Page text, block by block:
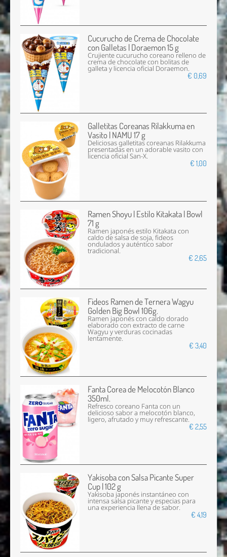
Cucurucho de Crema de Chocolate
con Galletas | Doraemon 15 g
Crujiente cucurucho coreano relleno de
crema de chocolate con bolitas de
galleta y licencia oficial Doraemon.
€ 0,69
Galletitas Coreanas Rilakkuma en
Vasito | NAMU 17 g
Deliciosas galletitas coreanas Rilakkuma
presentadas en un adorable vasito con
licencia oficial San-X.
€ 1,00
Ramen Shoyu | Estilo Kitakata | Bowl
71 g
Ramen japonés estilo Kitakata con
caldo de salsa de soja, fideos
ondulados y auténtico sabor
tradicional.
€ 2,65
Fideos Ramen de Ternera Wagyu
Golden Big Bowl 106g.
Ramen japonés con caldo dorado
elaborado con extracto de carne
Wagyu y verduras cocinadas
lentamente.
€ 3,40
Fanta Corea de Melocotón Blanco
350ml.
Refresco coreano Fanta con un
delicioso sabor a melocotón blanco,
ligero, afrutado y muy refrescante.
€ 2,55
Yakisoba con Salsa Picante Super
Cup | 102 g
Yakisoba japonés instantáneo con
intensa salsa picante y especias para
una experiencia llena de sabor.
€ 4,19